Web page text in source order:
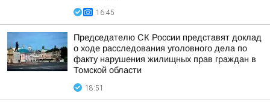
16:45
Председателю СК России представят доклад
о ходе расследования уголовного дела по
факту нарушения жилищных прав граждан в
Томской области
18:51